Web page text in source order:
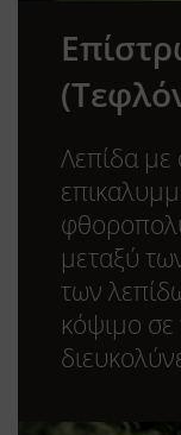
Λεπίδα με
μεταξύ
των
κόψιμο